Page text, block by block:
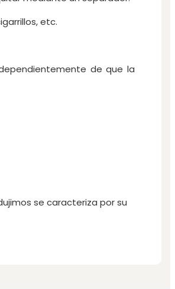
etc.
de que la
se caracteriza por su